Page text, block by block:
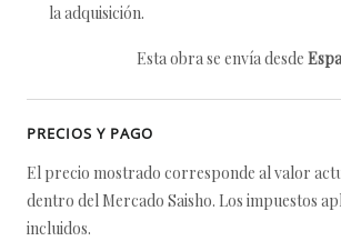
la adquisición.
Esta obra se envía desde
PRECIOS Y PAGO
El precio mostrado corresponde al valor
dentro del Mercado Saisho. Los impuestos
incluidos.